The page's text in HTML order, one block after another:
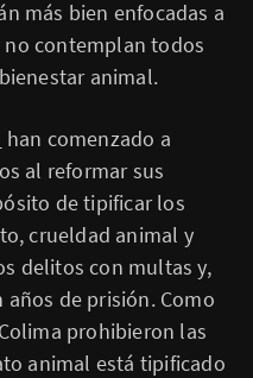
más bien enfocadas a
no contemplan todos
animal.
han comenzado a
al reformar sus
de tipificar los
crueldad animal y
delitos con multas y,
de prisión. Como
prohibieron las
animal está tipificado